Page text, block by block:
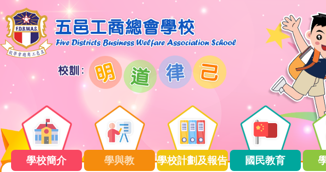
移至主內容
Main
navigation
學校簡介 學與教 學校計劃及報告 國民教育